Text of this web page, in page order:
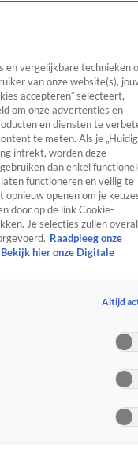
TV Algemeen
Tip
RealityCrimeVideo's
en vergelijkbare technieken
van onze website(s),
accepteren” selecteert,
om onze advertenties en
en diensten te
te meten. Als je
intrekt, worden deze
dan enkel
functioneren en veilig te
opnieuw openen om je
door op de link Cookie-
Je selecties zullen overal
Raadpleeg onze
Bekijk hier onze Digitale
Altijd